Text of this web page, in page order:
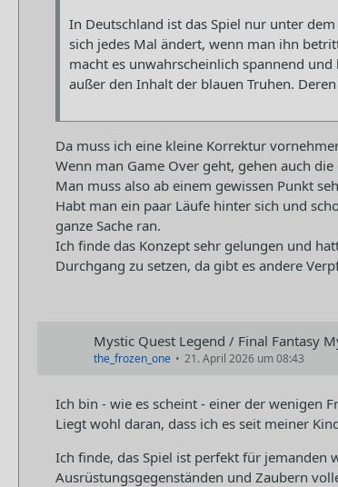
In Deutschland ist das Spiel nur unter
sich jedes Mal ändert, wenn man ihn
macht es unwahrscheinlich spannend
außer den Inhalt der blauen Truhen.
Da muss ich eine kleine Korrektur
Wenn man Game Over geht, gehen auch
Man muss also ab einem gewissen Punkt
Habt man ein paar Läufe hinter sich und
ganze Sache ran.
Ich finde das Konzept sehr gelungen und
Durchgang zu setzen, da gibt es andere
Mystic Quest Legend / Final Fantasy
the_frozen_one 21. April 2026 um 08:43
Ich bin - wie es scheint - einer der wenigen
Liegt wohl daran, dass ich es seit meiner
Ich finde, das Spiel ist perfekt für jemanden
Ausrüstungsgegenständen und Zaubern